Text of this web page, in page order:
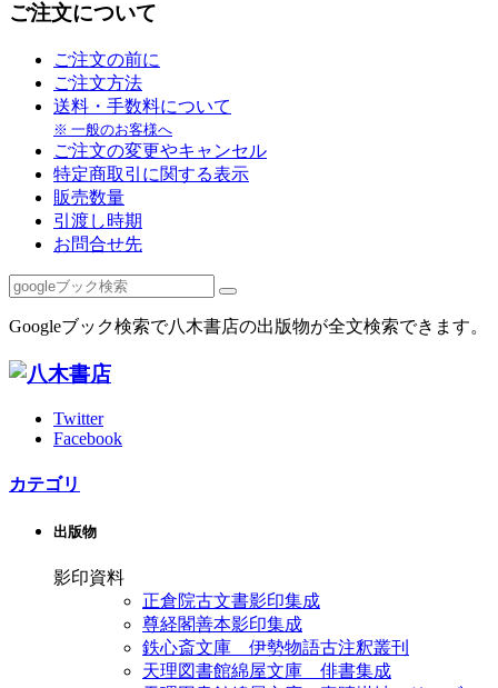
ご注文について
ご注文の前に
ご注文方法
送料・手数料について
※ 一般のお客様へ
ご注文の変更やキャンセル
特定商取引に関する表示
販売数量
引渡し時期
お問合せ先
Googleブック検索で八木書店の出版物が全文検索できます。
Twitter
Facebook
カテゴリ
出版物
影印資料
正倉院古文書影印集成
尊経閣善本影印集成
鉄心斎文庫 伊勢物語古注釈叢刊
天理図書館綿屋文庫 俳書集成